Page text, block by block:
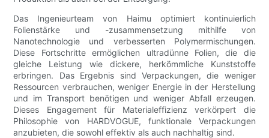
Das Ingenieurteam von Haimu optimiert kontinuierlich
Folienstärke und -zusammensetzung mithilfe von
Nanotechnologie und verbesserten Polymermischungen.
Diese Fortschritte ermöglichen ultradünne Folien, die die
gleiche Leistung wie dickere, herkömmliche Kunststoffe
erbringen. Das Ergebnis sind Verpackungen, die weniger
Ressourcen verbrauchen, weniger Energie in der Herstellung
und im Transport benötigen und weniger Abfall erzeugen.
Dieses Engagement für Materialeffizienz verkörpert die
Philosophie von HARDVOGUE, funktionale Verpackungen
anzubieten, die sowohl effektiv als auch nachhaltig sind.